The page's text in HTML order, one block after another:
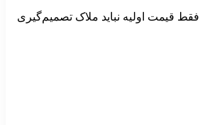
قیمت اولیه نباید ملاک تصمیم‌گیری